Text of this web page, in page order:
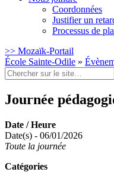
Coordonnées
Justifier un
Processus de
>> Mozaïk-Portail
École Sainte-Odile »
Rechercher
:
Journée
Date / Heure
Date(s) - 06/01/2026
Toute la journée
Catégories